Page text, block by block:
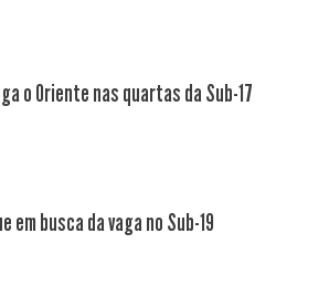
o Oriente nas quartas da Sub-17
em busca da vaga no Sub-19